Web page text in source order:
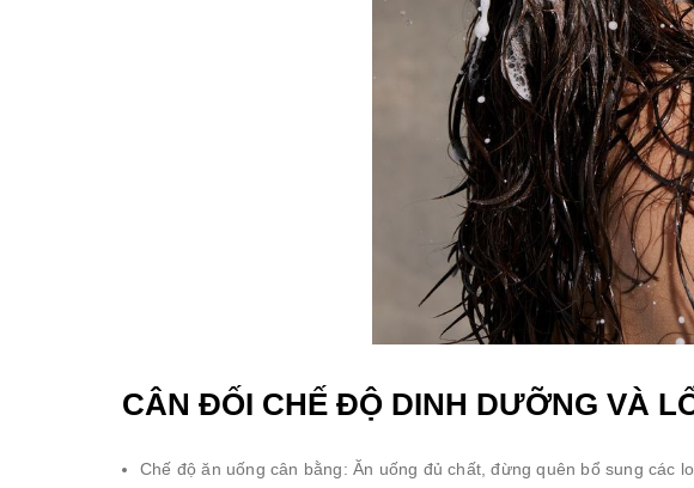
CÂN ĐỐI CHẾ ĐỘ DINH DƯỠNG VÀ
Chế độ ăn uống cân bằng: Ăn uống đủ chất, đừng quên bổ sung các